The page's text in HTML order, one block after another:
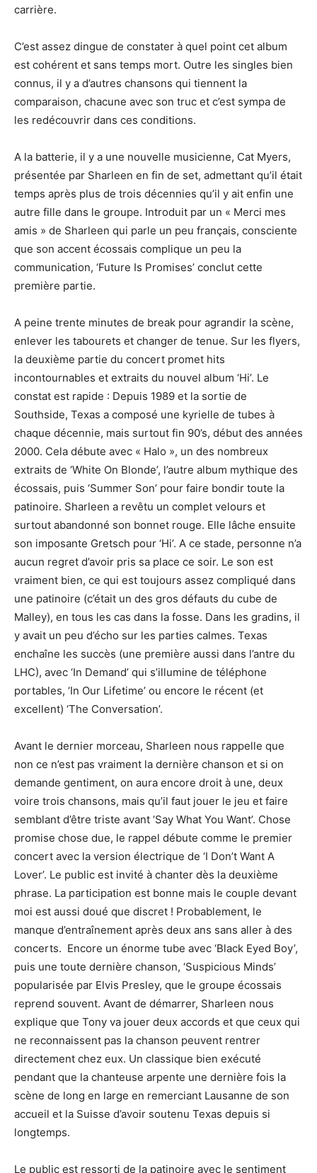
carrière.
C’est assez dingue de constater à quel point cet album
est cohérent et sans temps mort. Outre les singles bien
connus, il y a d’autres chansons qui tiennent la
comparaison, chacune avec son truc et c’est sympa de
les redécouvrir dans ces conditions.
A la batterie, il y a une nouvelle musicienne, Cat Myers,
présentée par Sharleen en fin de set, admettant qu’il était
temps après plus de trois décennies qu’il y ait enfin une
autre fille dans le groupe. Introduit par un « Merci mes
amis » de Sharleen qui parle un peu français, consciente
que son accent écossais complique un peu la
communication, ‘Future Is Promises’ conclut cette
première partie.
A peine trente minutes de break pour agrandir la scène,
enlever les tabourets et changer de tenue. Sur les flyers,
la deuxième partie du concert promet hits
incontournables et extraits du nouvel album ‘Hi’. Le
constat est rapide : Depuis 1989 et la sortie de
Southside, Texas a composé une kyrielle de tubes à
chaque décennie, mais surtout fin 90’s, début des années
2000. Cela débute avec « Halo », un des nombreux
extraits de ‘White On Blonde’, l’autre album mythique des
écossais, puis ‘Summer Son’ pour faire bondir toute la
patinoire. Sharleen a revêtu un complet velours et
surtout abandonné son bonnet rouge. Elle lâche ensuite
son imposante Gretsch pour ‘Hi’. A ce stade, personne n’a
aucun regret d’avoir pris sa place ce soir. Le son est
vraiment bien, ce qui est toujours assez compliqué dans
une patinoire (c’était un des gros défauts du cube de
Malley), en tous les cas dans la fosse. Dans les gradins, il
y avait un peu d’écho sur les parties calmes. Texas
enchaîne les succès (une première aussi dans l’antre du
LHC), avec ‘In Demand’ qui s’illumine de téléphone
portables, ‘In Our Lifetime’ ou encore le récent (et
excellent) ‘The Conversation’.
Avant le dernier morceau, Sharleen nous rappelle que
non ce n’est pas vraiment la dernière chanson et si on
demande gentiment, on aura encore droit à une, deux
voire trois chansons, mais qu’il faut jouer le jeu et faire
semblant d’être triste avant ‘Say What You Want’. Chose
promise chose due, le rappel débute comme le premier
concert avec la version électrique de ‘I Don’t Want A
Lover’. Le public est invité à chanter dès la deuxième
phrase. La participation est bonne mais le couple devant
moi est aussi doué que discret ! Probablement, le
manque d’entraînement après deux ans sans aller à des
concerts. Encore un énorme tube avec ‘Black Eyed Boy’,
puis une toute dernière chanson, ‘Suspicious Minds’
popularisée par Elvis Presley, que le groupe écossais
reprend souvent. Avant de démarrer, Sharleen nous
explique que Tony va jouer deux accords et que ceux qui
ne reconnaissent pas la chanson peuvent rentrer
directement chez eux. Un classique bien exécuté
pendant que la chanteuse arpente une dernière fois la
scène de long en large en remerciant Lausanne de son
accueil et la Suisse d’avoir soutenu Texas depuis si
longtemps.
Le public est ressorti de la patinoire avec le sentiment